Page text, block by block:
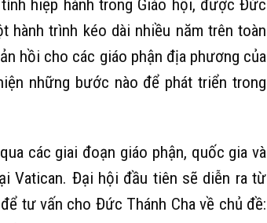
hiệp hành trong Giáo hội, được Đức
hành trình kéo dài nhiều năm trên toàn
hồi cho các giáo phận địa phương của
những bước nào để phát triển trong
các giai đoạn giáo phận, quốc gia và
Vatican. Đại hội đầu tiên sẽ diễn ra từ
tư vấn cho Đức Thánh Cha về chủ đề: